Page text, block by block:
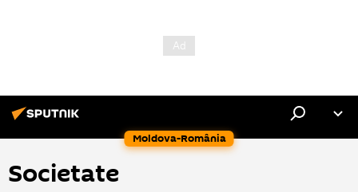
Moldova-România
Societate